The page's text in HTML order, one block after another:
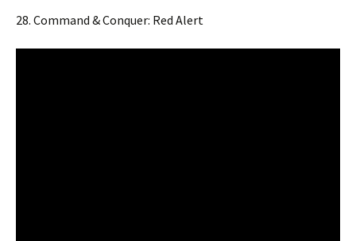
28. Command & Conquer: Red Alert